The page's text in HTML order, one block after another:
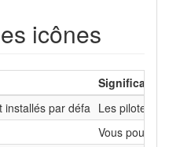
icônes
Signification
Les pilotes
Vous pouvez